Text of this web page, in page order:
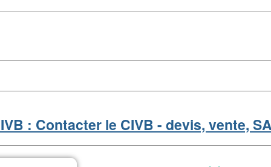
: Contacter le CIVB - devis, vente,